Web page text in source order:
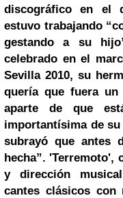
discográfico en el
estuvo trabajando
gestando a su
celebrado en el
Sevilla2010, su
quería que fuera
aparte de que
importantísima de su
subrayó que antes
hecha”. 'Terremoto',
y dirección
cantes clásicos con